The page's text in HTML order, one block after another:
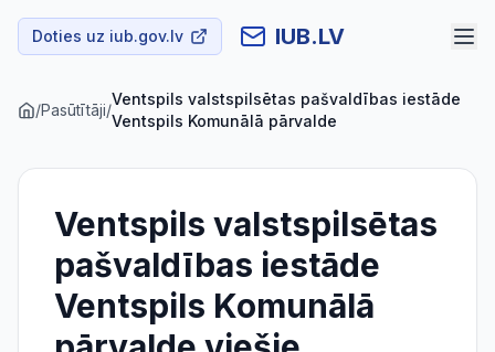
Doties uz iub.gov.lv IUB.LV
/Pasūtītāji/
Ventspils valstspilsētas pašvaldības iestāde
Ventspils Komunālā pārvalde
Ventspils valstspilsētas
pašvaldības iestāde
Ventspils Komunālā